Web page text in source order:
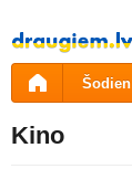
Pāriet
uz
saturu
Šodien
Kino